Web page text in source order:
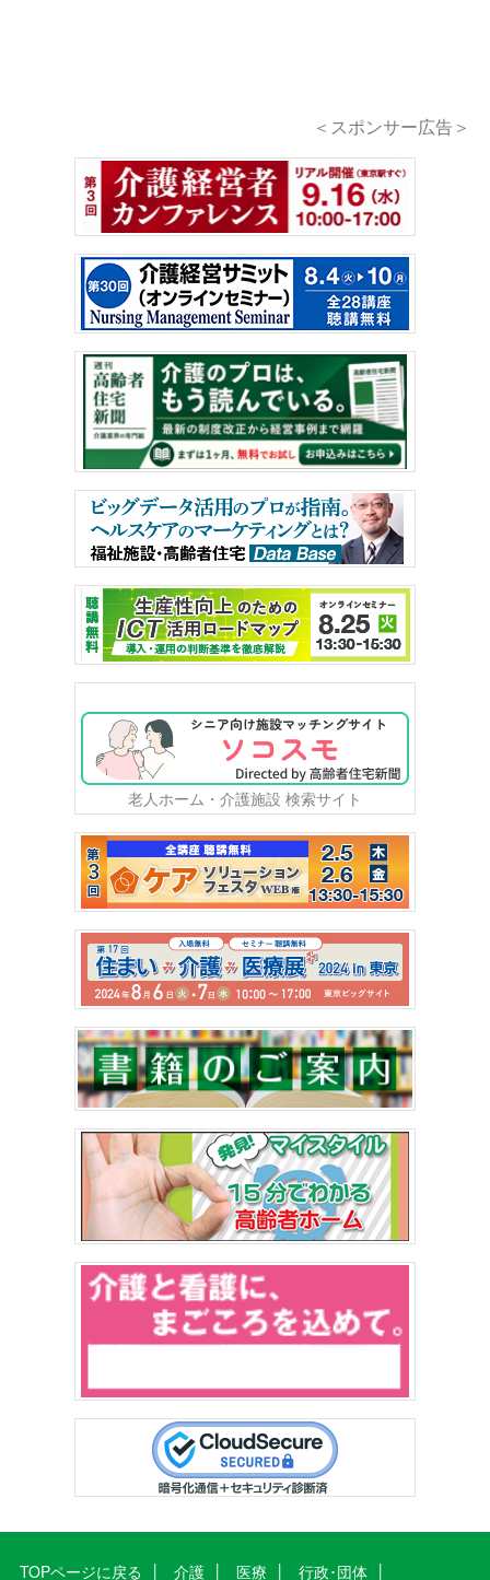
＜スポンサー広告＞
老人ホーム・介護施設 検索サイト
TOPページに戻る 介護 医療 行政･団体